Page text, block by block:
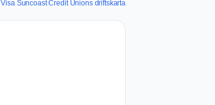
Visa Suncoast Credit Unions driftskarta